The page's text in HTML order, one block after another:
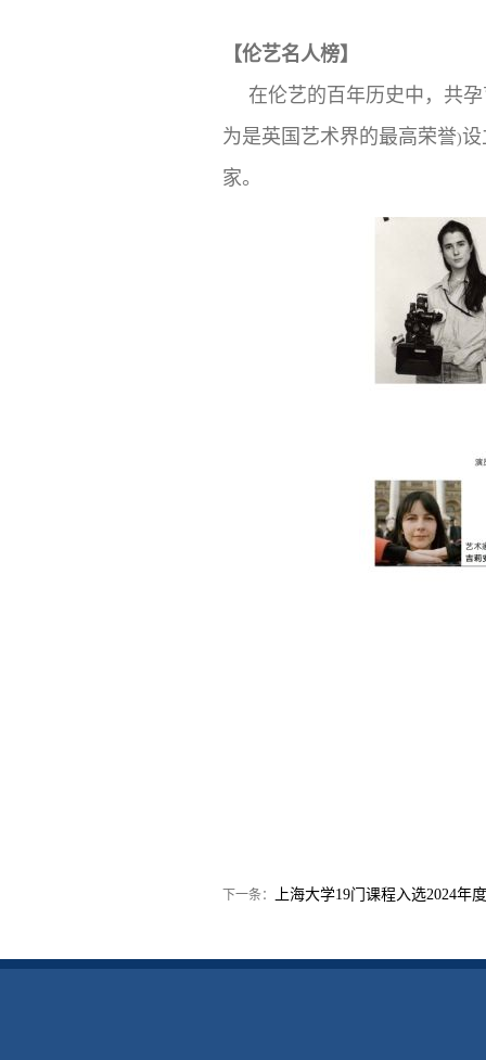
【伦艺名人榜】
在伦艺的百年历史中，共
为是英国艺术界的最高荣誉)设
家。
下一条： 上海大学19门课程入选2024年